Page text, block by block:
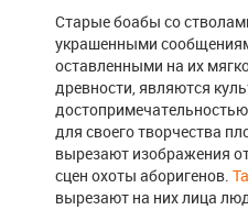
Старые боабы со
украшенными
оставленными на их
древности, являются
для своего творчества
вырезают изображения
сцен охоты аборигенов.
вырезают на них лица